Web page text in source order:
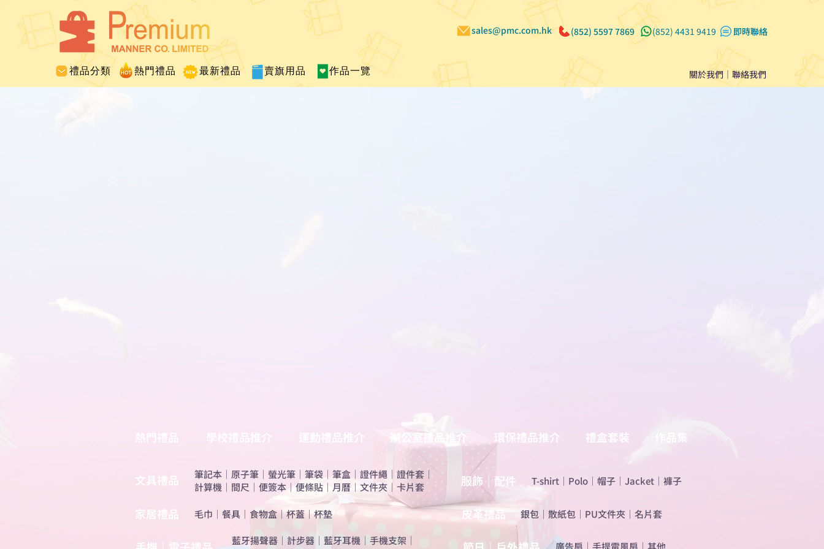
禮品分類 熱門禮品 最新禮品 賣旗用品 作品一覽
sales@pmc.com.hk (852) 5597 7869 (852) 4431 9419 ​即時聯絡
關於我們 ｜聯絡我們
熱門禮品 學校禮品推介 運動禮品推介 辦公室禮品推介 環保禮品推介 禮盒套裝 作品集
​文具禮品 筆記本 ｜ 原子筆 ｜ 螢光筆 ｜ 筆袋 ｜ 筆盒 ｜ 證件繩 ｜ 證件套 ｜
計算機 ｜ 間尺 ｜ 便簽本 ｜便條貼 ｜ 月曆 ｜ 文件夾 ｜ 卡片套
​家居禮品 ​毛巾 ｜ 餐具 ｜ 食物盒 ｜杯蓋 ｜杯墊
​藍牙揚聲器 ｜ 計步器 ｜ 藍牙耳機 ｜ 手機支架 ｜
服飾｜配件 T-shirt ｜ Polo ｜ 帽子 ｜ Jacket ｜ 褲子
​皮革禮品 ​銀包 ｜ 散紙包 ｜ PU文件夾 ｜ 名片套
​廣告扇 ｜ 手提電風扇 ｜ 其他